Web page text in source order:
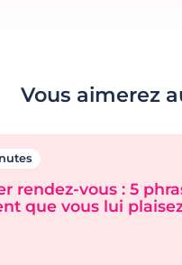
Vous aimerez
rendez-vous : 5
que vous lui